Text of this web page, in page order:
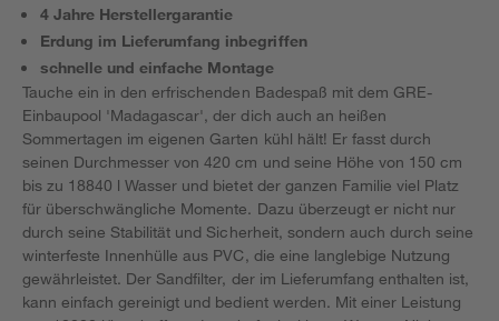
4 Jahre Herstellergarantie
Erdung im Lieferumfang inbegriffen
schnelle und einfache Montage
Tauche ein in den erfrischenden Badespaß mit dem GRE-
Einbaupool 'Madagascar', der dich auch an heißen
Sommertagen im eigenen Garten kühl hält! Er fasst durch
seinen Durchmesser von 420 cm und seine Höhe von 150 cm
bis zu 18840 l Wasser und bietet der ganzen Familie viel Platz
für überschwängliche Momente. Dazu überzeugt er nicht nur
durch seine Stabilität und Sicherheit, sondern auch durch seine
winterfeste Innenhülle aus PVC, die eine langlebige Nutzung
gewährleistet. Der Sandfilter, der im Lieferumfang enthalten ist,
kann einfach gereinigt und bedient werden. Mit einer Leistung